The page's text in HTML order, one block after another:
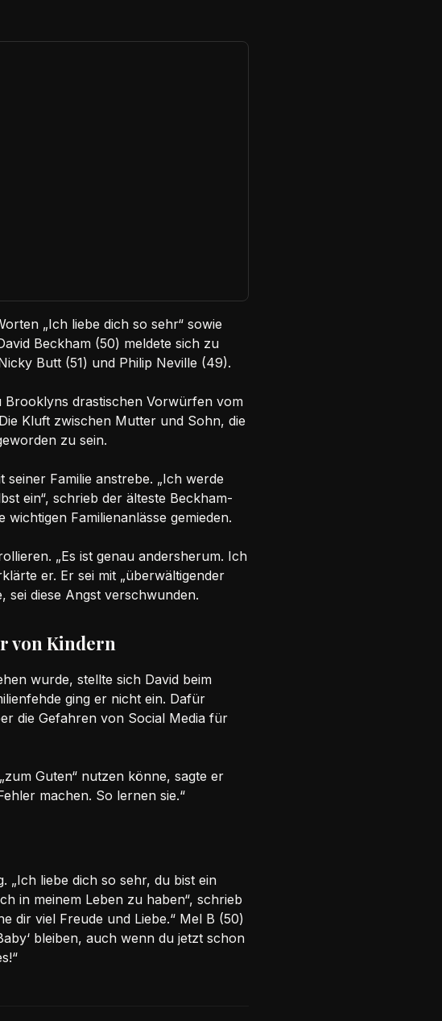
„Ich liebe dich so sehr“ sowie
Beckham (50) meldete sich zu
Butt (51) und Philip Neville (49).
Brooklyns drastischen Vorwürfen vom
Kluft zwischen Mutter und Sohn, die
zu sein.
Familie anstrebe. „Ich werde
ein“, schrieb der älteste Beckham-
Familienanlässe gemieden.
„Es ist genau andersherum. Ich
er. Er sei mit „überwältigender
sei diese Angst verschwunden.
von Kindern
wurde, stellte sich David beim
ging er nicht ein. Dafür
die Gefahren von Social Media für
Guten“ nutzen könne, sagte er
machen. So lernen sie.“
„Ich liebe dich so sehr, du bist ein
in meinem Leben zu haben“, schrieb
dir viel Freude und Liebe.“ Mel B (50)
bleiben, auch wenn du jetzt schon